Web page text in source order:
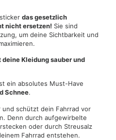
das gesetzlich
nicht ersetzen! Sie sind
um deine Sichtbarkeit und
Kleidung sauber und
ein absolutes Must-Have
Schnee.
und schützt dein Fahrrad vor
Denn durch aufgewirbelte
oder durch Streusalz
Fahrrad entstehen.